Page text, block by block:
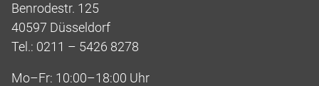
Benrodestr. 125
40597 Düsseldorf
Tel.: 0211 – 5426 8278
Mo–Fr: 10:00–18:00 Uhr